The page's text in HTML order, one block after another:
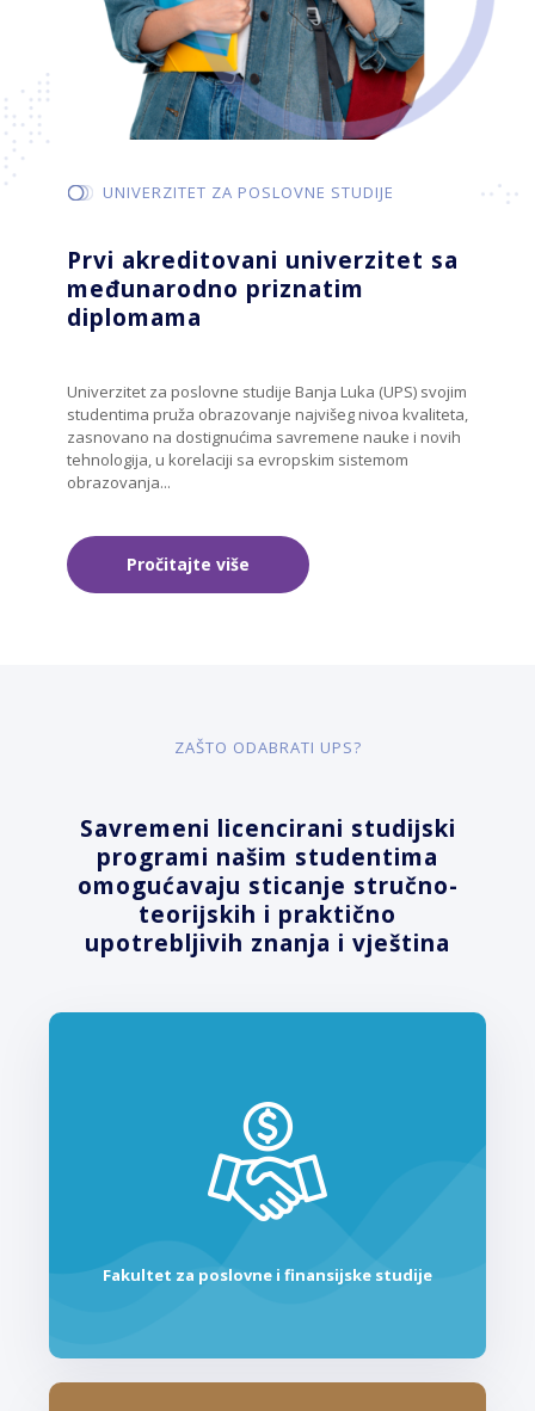
UNIVERZITET ZA POSLOVNE STUDIJE
Prvi akreditovani univerzitet sa
međunarodno priznatim
diplomama
Univerzitet za poslovne studiјe Banja Luka (UPS) svoјim
studentima pruža obrazovanje naјvišeg nivoa kvaliteta,
zasnovano na dostignućima savremene nauke i novih
tehnologiјa, u korelaciјi sa evropskim sistemom
obrazovanja...
Pročitajte više
ZAŠTO ODABRATI UPS?
Savremeni licencirani studiјski
programi našim studentima
omogućavaju sticanje stručno-
teoriјskih i praktično
upotrebljivih znanja i vјeština
Fakultet za poslovne i finansijske studije